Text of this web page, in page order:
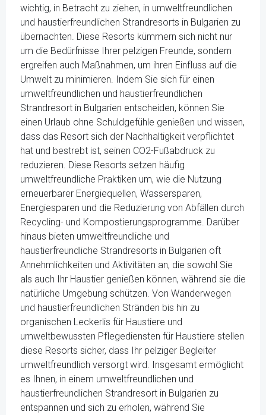
wichtig, in Betracht zu ziehen, in umweltfreundlichen
und haustierfreundlichen Strandresorts in Bulgarien zu
übernachten. Diese Resorts kümmern sich nicht nur
um die Bedürfnisse Ihrer pelzigen Freunde, sondern
ergreifen auch Maßnahmen, um ihren Einfluss auf die
Umwelt zu minimieren. Indem Sie sich für einen
umweltfreundlichen und haustierfreundlichen
Strandresort in Bulgarien entscheiden, können Sie
einen Urlaub ohne Schuldgefühle genießen und wissen,
dass das Resort sich der Nachhaltigkeit verpflichtet
hat und bestrebt ist, seinen CO2-Fußabdruck zu
reduzieren. Diese Resorts setzen häufig
umweltfreundliche Praktiken um, wie die Nutzung
erneuerbarer Energiequellen, Wassersparen,
Energiesparen und die Reduzierung von Abfällen durch
Recycling- und Kompostierungsprogramme. Darüber
hinaus bieten umweltfreundliche und
haustierfreundliche Strandresorts in Bulgarien oft
Annehmlichkeiten und Aktivitäten an, die sowohl Sie
als auch Ihr Haustier genießen können, während sie die
natürliche Umgebung schützen. Von Wanderwegen
und haustierfreundlichen Stränden bis hin zu
organischen Leckerlis für Haustiere und
umweltbewussten Pflegediensten für Haustiere stellen
diese Resorts sicher, dass Ihr pelziger Begleiter
umweltfreundlich versorgt wird. Insgesamt ermöglicht
es Ihnen, in einem umweltfreundlichen und
haustierfreundlichen Strandresort in Bulgarien zu
entspannen und sich zu erholen, während Sie